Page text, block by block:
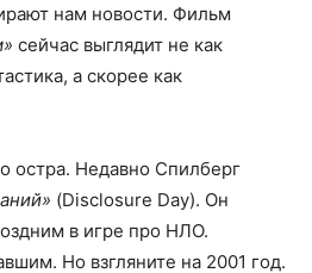
нам новости. Фильм
сейчас выглядит не как
а скорее как
остра. Недавно Спилберг
(Disclosure Day). Он
в игре про НЛО.
Но взгляните на 2001 год.